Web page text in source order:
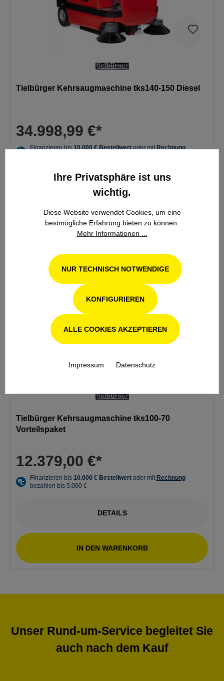
Tielbürger Kehrsaugmaschine tks140-150 Diesel
34.998,99 €*
DETAILS
Tielbürger Kehrsaugmaschine tks100-70
Vorteilspaket
12.379,00 €*
DETAILS
IN DEN WARENKORB
Unser Rund-um-Service begleitet Sie
auch nach dem Kauf
Ihre Privatsphäre ist uns
wichtig.
Diese Website verwendet Cookies, um eine
bestmögliche Erfahrung bieten zu können.
Mehr Informationen ...
NUR TECHNISCH NOTWENDIGE
KONFIGURIEREN
ALLE COOKIES AKZEPTIEREN
Impressum Datenschutz